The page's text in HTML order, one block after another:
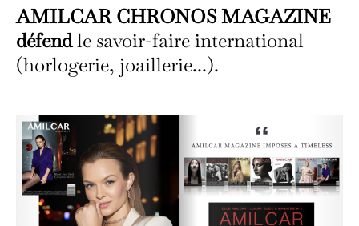
AMILCAR CHRONOS MAGAZINE
défendle savoir-faire international
(horlogerie, joaillerie...).